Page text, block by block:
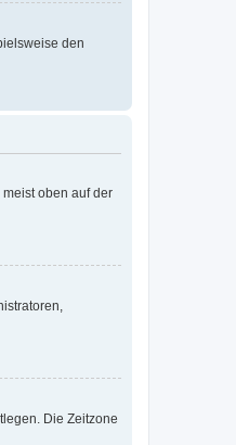
den
oben auf der
Die Zeitzone